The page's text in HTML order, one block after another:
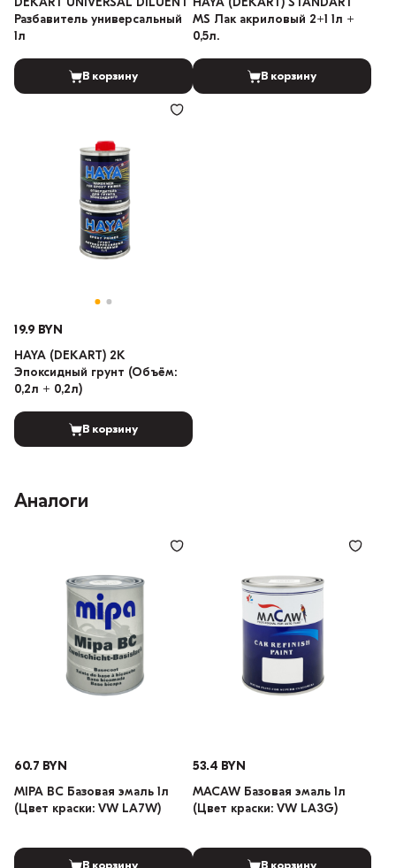
DEKART UNIVERSAL DILUENT
Разбавитель универсальный
1л
В корзину
HAYA (DEKART) STANDART
MS Лак акриловый 2+1 1л +
0,5л.
В корзину
19.9 BYN
HAYA (DEKART) 2K
Эпоксидный грунт (Объём:
0,2л + 0,2л)
В корзину
Аналоги
60.7 BYN
MIPA BC Базовая эмаль 1л
(Цвет краски: VW LA7W)
В корзину
53.4 BYN
MACAW Базовая эмаль 1л
(Цвет краски: VW LA3G)
В корзину